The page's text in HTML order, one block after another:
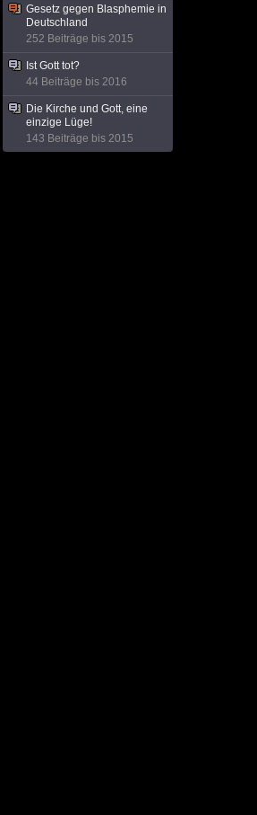
Gesetz gegen Blasphemie in
Deutschland
252 Beiträge bis 2015
Ist Gott tot?
44 Beiträge bis 2016
Die Kirche und Gott, eine
einzige Lüge!
143 Beiträge bis 2015